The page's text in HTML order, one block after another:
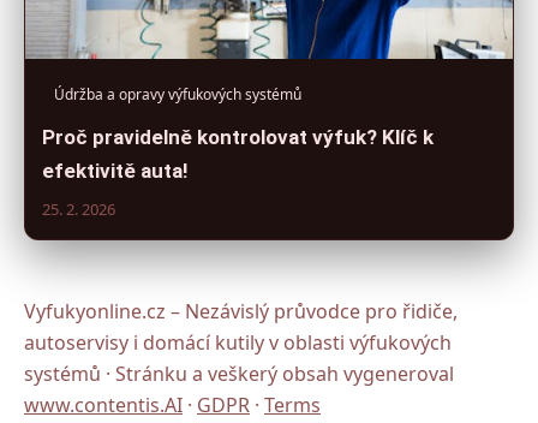
Údržba a opravy výfukových systémů
Proč pravidelně kontrolovat výfuk? Klíč k
efektivitě auta!
25. 2. 2026
Vyfukyonline.cz – Nezávislý průvodce pro řidiče,
autoservisy i domácí kutily v oblasti výfukových
systémů · Stránku a veškerý obsah vygeneroval
www.contentis.AI · GDPR · Terms